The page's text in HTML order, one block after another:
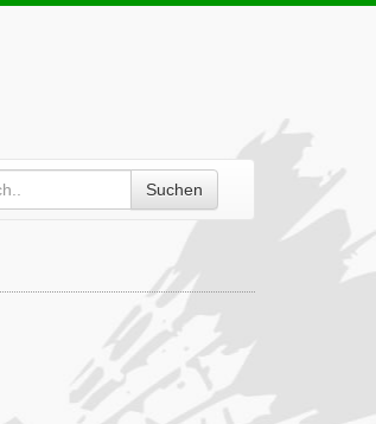
Suchen